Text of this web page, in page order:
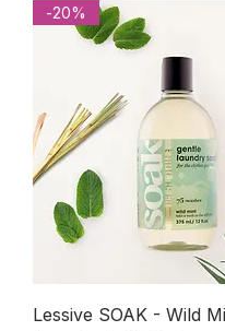
-20%
Lessive SOAK - Wild